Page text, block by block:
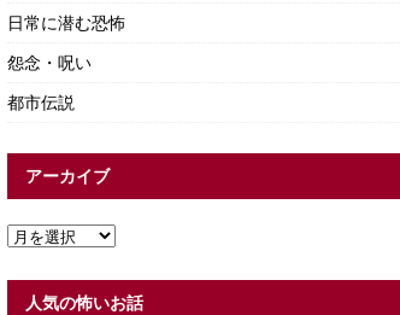
日常に潜む恐怖
怨念・呪い
都市伝説
アーカイブ
人気の怖いお話